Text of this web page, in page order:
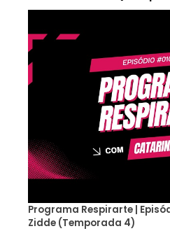
Programa Respirarte |
Zidde (Temporada 4)